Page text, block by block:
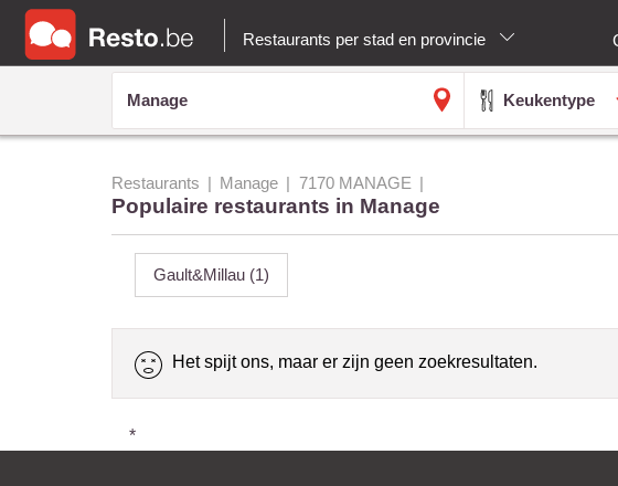
Restaurants per stad en provincie
Keukentype
Restaurants Manage 7170 MANAGE
Populaire restaurants in Manage
Gault&Millau (1)
Het spijt ons, maar er zijn geen zoekresultaten.
*